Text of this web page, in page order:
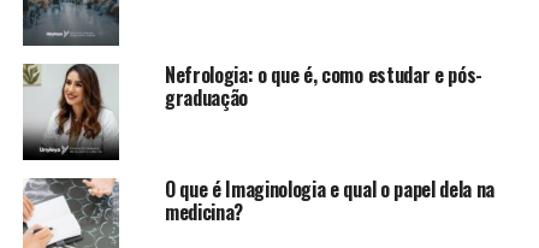
Nefrologia: o que é, como estudar e pós-
graduação
O que é Imaginologia e qual o papel dela na
medicina?